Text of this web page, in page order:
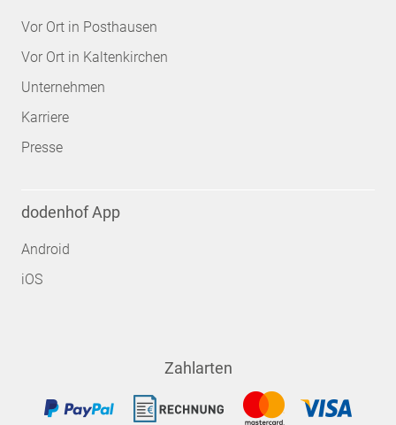
Vor Ort in Posthausen
Vor Ort in Kaltenkirchen
Unternehmen
Karriere
Presse
dodenhof App
Android
iOS
Zahlarten